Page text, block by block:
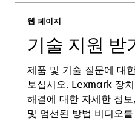
웹 페이지
기술 지원 받
제품 및 기술 질문에 대
보십시오. Lexmark 장
해결에 대한 자세한 정
및 엄선된 방법 비디오